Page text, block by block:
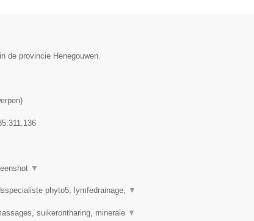
de provincie Henegouwen.
)
▼
phyto5, lymfedrainage, ▼
suikerontharing, minerale ▼